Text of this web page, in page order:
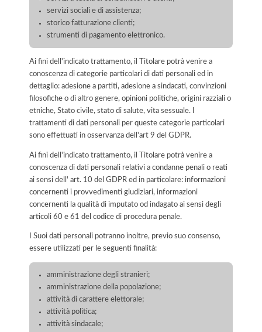
servizi sociali e di assistenza;
storico fatturazione clienti;
strumenti di pagamento elettronico.
Ai fini dell'indicato trattamento, il Titolare potrà venire a
conoscenza di categorie particolari di dati personali ed in
dettaglio: adesione a partiti, adesione a sindacati, convinzioni
filosofiche o di altro genere, opinioni politiche, origini razziali o
etniche, Stato civile, stato di salute, vita sessuale. I
trattamenti di dati personali per queste categorie particolari
sono effettuati in osservanza dell'art 9 del GDPR.
Ai fini dell'indicato trattamento, il Titolare potrà venire a
conoscenza di dati personali relativi a condanne penali o reati
ai sensi dell' art. 10 del GDPR ed in particolare: informazioni
concernenti i provvedimenti giudiziari, informazioni
concernenti la qualità di imputato od indagato ai sensi degli
articoli 60 e 61 del codice di procedura penale.
I Suoi dati personali potranno inoltre, previo suo consenso,
essere utilizzati per le seguenti finalità:
amministrazione degli stranieri;
amministrazione della popolazione;
attività di carattere elettorale;
attività politica;
attività sindacale;